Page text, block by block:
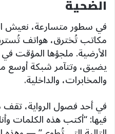
الضحية
في سطور متسارعة، نعيش
مكاتب تُخترق، هواتف
الأرضية. ملجؤها المؤقت
يضيق، وتتآمر شبكة أوسع
والمخابرات، والداخلية.
في أحد فصول الرواية، تقف
فيها: “أكتب هذه الكلمات